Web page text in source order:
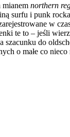
mianem northern
surfu i punk
w
te to – jeśli
szacunku do
o małe co